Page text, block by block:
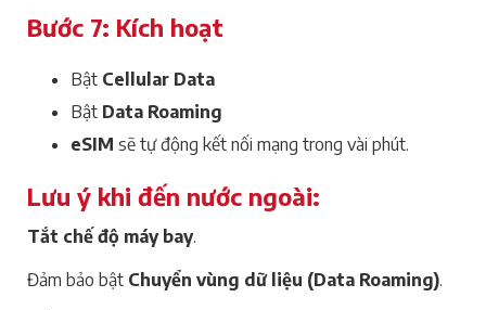
Bước 7: Kích hoạt
Bật Cellular Data
Bật Data Roaming
eSIM sẽ tự động kết nối mạng trong vài phút.
Lưu ý khi đến nước ngoài:
Tắt chế độ máy bay.
Đảm bảo bật Chuyển vùng dữ liệu (Data Roaming).